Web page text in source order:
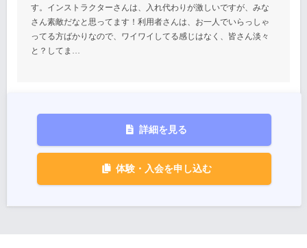
す。インストラクターさんは、入れ代わりが激しいですが、みな
さん素敵だなと思ってます！利用者さんは、お一人でいらっしゃ
ってる方ばかりなので、ワイワイしてる感じはなく、皆さん淡々
と？してま…
詳細を見る
体験・入会を申し込む